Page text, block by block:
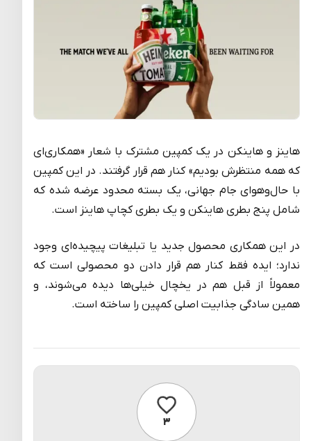
هاینز و هاینکن در یک کمپین مشترک با شعار «همکاری‌ای
که همه منتظرش بودیم» کنار هم قرار گرفتند. در این کمپین
با حال‌وهوای جام جهانی، یک بسته محدود عرضه شده که
شامل پنج بطری هاینکن و یک بطری کچاپ هاینز است.
در این همکاری محصول جدید یا تبلیغات پیچیده‌ای وجود
ندارد؛ ایده فقط کنار هم قرار دادن دو محصولی است که
معمولاً از قبل هم در یخچال خیلی‌ها دیده می‌شوند، و
همین سادگی جذابیت اصلی کمپین را ساخته است.
۳پسندیدن